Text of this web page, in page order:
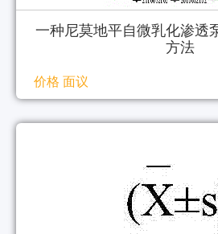
一种尼莫地平自微乳化渗透
方法
价格 面议